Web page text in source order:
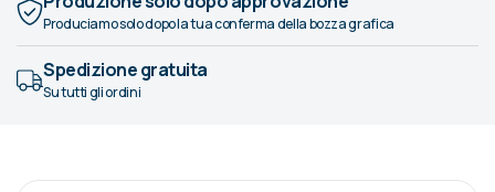
Produciamo solo dopo la tua conferma della bozza grafica
Spedizione gratuita
Su tutti gli ordini